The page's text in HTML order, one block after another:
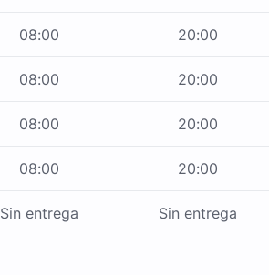
08:00 20:00
08:00 20:00
08:00 20:00
08:00 20:00
Sin entrega Sin entrega